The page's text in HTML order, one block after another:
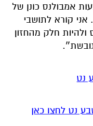
אמבולנס כונן של
אני קורא לתושבי
חלק מהחזון
נט
נט לחצו כאן